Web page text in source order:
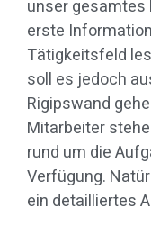
unser gesamtes
erste
Tätigkeitsfeld
soll es jedoch
Rigipswand
Mitarbeiter
rund um die
Verfügung.
ein detailliertes